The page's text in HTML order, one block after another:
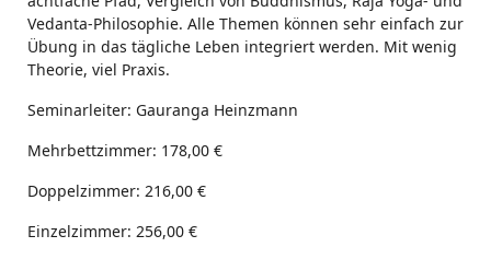
Vedanta-Philosophie. Alle Themen können sehr einfach zur
Übung in das tägliche Leben integriert werden. Mit wenig
Theorie, viel Praxis.
Seminarleiter: Gauranga Heinzmann
Mehrbettzimmer: 178,00 €
Doppelzimmer: 216,00 €
Einzelzimmer: 256,00 €